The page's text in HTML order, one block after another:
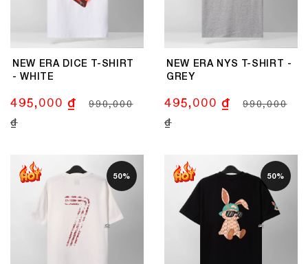
NEW ERA DICE T-SHIRT
- WHITE
495,000 ₫
990,000
₫
NEW ERA NYS T-SHIRT -
GREY
495,000 ₫
990,000
₫
50% 50%